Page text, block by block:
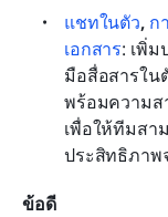
แชทในตัว, ก
เอกสาร: เพิ่
มือสื่อสารใน
พร้อมความส
เพื่อให้ทีมสา
ประสิทธิภาพ
ข้อดี